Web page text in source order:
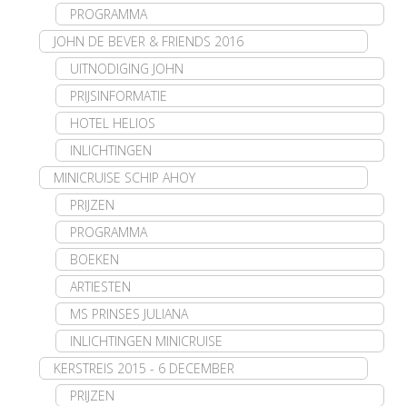
PROGRAMMA
JOHN DE BEVER & FRIENDS 2016
UITNODIGING JOHN
PRIJSINFORMATIE
HOTEL HELIOS
INLICHTINGEN
MINICRUISE SCHIP AHOY
PRIJZEN
PROGRAMMA
BOEKEN
ARTIESTEN
MS PRINSES JULIANA
INLICHTINGEN MINICRUISE
KERSTREIS 2015 - 6 DECEMBER
PRIJZEN